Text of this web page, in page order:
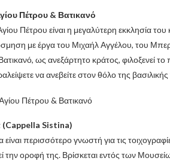
Πέτρου & Βατικανό
Πέτρου είναι η μεγαλύτερη εκκλησία
με έργα του Μιχαήλ Αγγέλου, του
ως ανεξάρτητο κράτος, φιλοξενεί
να ανεβείτε στον θόλο της
(Cappella Sistina)
είναι περισσότερο γνωστή για τις
οροφή της. Βρίσκεται εντός των